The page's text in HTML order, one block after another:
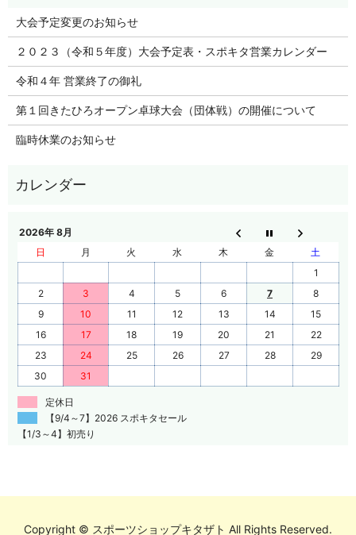
大会予定変更のお知らせ
２０２３（令和５年度）大会予定表・スポキタ営業カレンダー
令和４年 営業終了の御礼
第１回きたひろオープン卓球大会（団体戦）の開催について
臨時休業のお知らせ
2026年 8月
日
月 火 水 木 金
土
1
2
3 4 5 6 7
8
9
10 11 12 13 14
15
16
17 18 19 20 21
22
23
24 25 26 27 28
29
30
31
定休日
【9/4～7】2026 スポキタセール
【1/3～4】初売り
Copyright © スポーツショップキタザト All Rights Reserved.